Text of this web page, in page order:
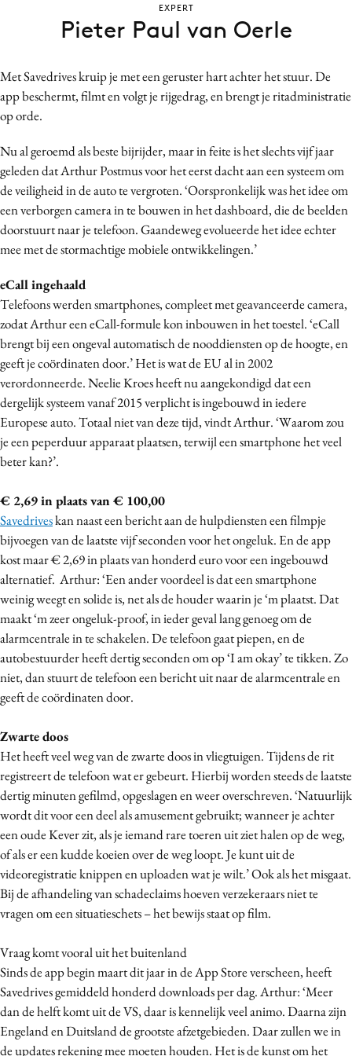
Campagnes
Contentmarketing
Craft
Data & Insights
Design
Digital transformation
Diversiteit
Effectiviteit
Influencer marketing
Interne communicatie
Martech
Media
Merkstrategie
PR
Programmatic
Purpose Marketing
Met Savedrives kruip je met een geruster hart achter het stuur. De
app beschermt, filmt en volgt je rijgedrag, en brengt je ritadministratie
op orde.
Nu al geroemd als beste bijrijder, maar in feite is het slechts vijf jaar
geleden dat Arthur Postmus voor het eerst dacht aan een systeem om
de veiligheid in de auto te vergroten. ‘Oorspronkelijk was het idee om
een verborgen camera in te bouwen in het dashboard, die de beelden
doorstuurt naar je telefoon. Gaandeweg evolueerde het idee echter
mee met de stormachtige mobiele ontwikkelingen.’
eCall ingehaald
Telefoons werden smartphones, compleet met geavanceerde camera,
zodat Arthur een eCall-formule kon inbouwen in het toestel. ‘eCall
brengt bij een ongeval automatisch de nooddiensten op de hoogte, en
geeft je coördinaten door.’ Het is wat de EU al in 2002
verordonneerde. Neelie Kroes heeft nu aangekondigd dat een
dergelijk systeem vanaf 2015 verplicht is ingebouwd in iedere
Europese auto. Totaal niet van deze tijd, vindt Arthur. ‘Waarom zou
je een peperduur apparaat plaatsen, terwijl een smartphone het veel
beter kan?’.
€ 2,69 in plaats van € 100,00
Savedriveskan naast een bericht aan de hulpdiensten een filmpje
bijvoegen van de laatste vijf seconden voor het ongeluk. En de app
kost maar € 2,69 in plaats van honderd euro voor een ingebouwd
alternatief. Arthur: ‘Een ander voordeel is dat een smartphone
weinig weegt en solide is, net als de houder waarin je ‘m plaatst. Dat
maakt ‘m zeer ongeluk-proof, in ieder geval lang genoeg om de
alarmcentrale in te schakelen. De telefoon gaat piepen, en de
autobestuurder heeft dertig seconden om op ‘I am okay’ te tikken. Zo
niet, dan stuurt de telefoon een bericht uit naar de alarmcentrale en
geeft de coördinaten door.
Zwarte doos
Het heeft veel weg van de zwarte doos in vliegtuigen. Tijdens de rit
registreert de telefoon wat er gebeurt. Hierbij worden steeds de laatste
dertig minuten gefilmd, opgeslagen en weer overschreven. ‘Natuurlijk
wordt dit voor een deel als amusement gebruikt; wanneer je achter
een oude Kever zit, als je iemand rare toeren uit ziet halen op de weg,
of als er een kudde koeien over de weg loopt. Je kunt uit de
videoregistratie knippen en uploaden wat je wilt.’ Ook als het misgaat.
Bij de afhandeling van schadeclaims hoeven verzekeraars niet te
vragen om een situatieschets – het bewijs staat op film.
Vraag komt vooral uit het buitenland
Sinds de app begin maart dit jaar in de App Store verscheen, heeft
Savedrives gemiddeld honderd downloads per dag. Arthur: ‘Meer
dan de helft komt uit de VS, daar is kennelijk veel animo. Daarna zijn
Engeland en Duitsland de grootste afzetgebieden. Daar zullen we in
de updates rekening mee moeten houden. Het is de kunst om het
EXPERT
Pieter Paul van Oerle